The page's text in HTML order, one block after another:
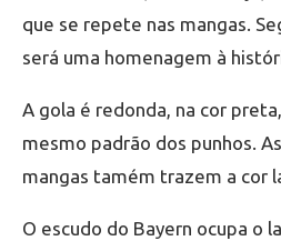
que se repete nas mangas.
será uma homenagem à
A gola é redonda, na cor
mesmo padrão dos punhos.
mangas tamém trazem a cor
O escudo do Bayern ocupa o